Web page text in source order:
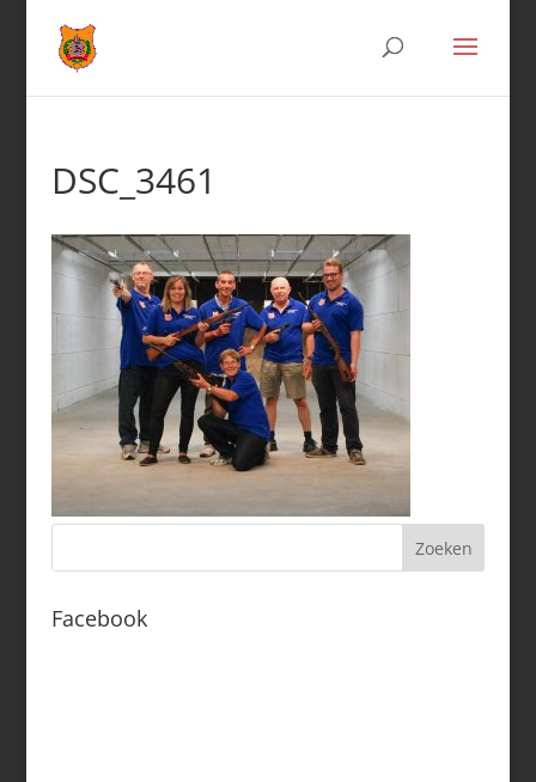
DSC_3461
Facebook